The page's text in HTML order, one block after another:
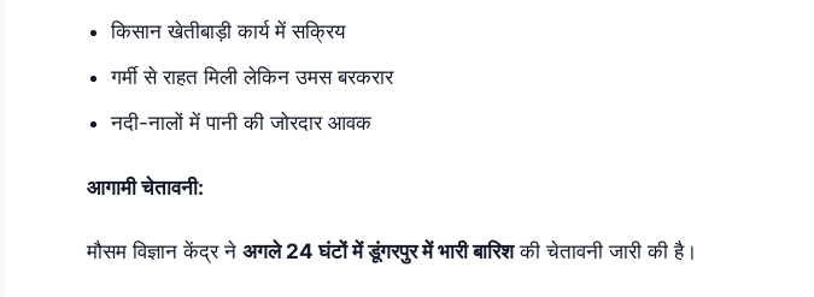
किसान खेतीबाड़ी कार्य में सक्रिय
गर्मी से राहत मिली लेकिन उमस बरकरार
नदी-नालों में पानी की जोरदार आवक
आगामी चेतावनी:
मौसम विज्ञान केंद्र ने अगले 24 घंटों में डूंगरपुर में भारी बारिशकी चेतावनी जारी की है।